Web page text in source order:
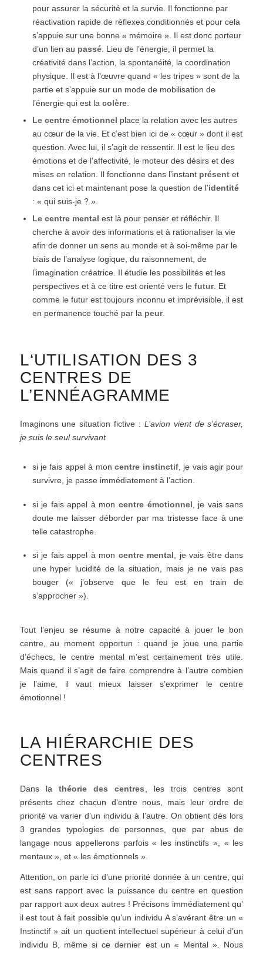
pour assurer la sécurité et la survie. Il fonctionne par
réactivation rapide de réflexes conditionnés et pour cela
s’appuie sur une bonne « mémoire ». Il est donc porteur
d’un lien au passé. Lieu de l’énergie, il permet la
créativité dans l’action, la spontanéité, la coordination
physique. Il est à l’œuvre quand « les tripes » sont de la
partie et s’appuie sur un mode de mobilisation de
l’énergie qui est la colère.
Le centre émotionnel place la relation avec les autres
au cœur de la vie. Et c’est bien ici de « cœur » dont il est
question. Avec lui, il s’agit de ressentir. Il est le lieu des
émotions et de l’affectivité, le moteur des désirs et des
mises en relation. Il fonctionne dans l’instant présentet
dans cet ici et maintenant pose la question de l’identité
: « qui suis-je ? ».
Le centre mental est là pour penser et réfléchir. Il
cherche à avoir des informations et à rationaliser la vie
afin de donner un sens au monde et à soi-même par le
biais de l’analyse logique, du raisonnement, de
l’imagination créatrice. Il étudie les possibilités et les
perspectives et à ce titre est orienté vers le futur. Et
comme le futur est toujours inconnu et imprévisible, il est
en permanence touché par la peur.
L‘UTILISATION DES 3
CENTRES DE
L’ENNÉAGRAMME
Imaginons une situation fictive : L’avion vient de s’écraser,
je suis le seul survivant
si je fais appel à moncentre instinctif, je vais agir pour
survivre, je passe immédiatement à l’action.
si je fais appel à moncentre émotionnel , je vais sans
doute me laisser déborder par ma tristesse face à une
telle catastrophe.
si je fais appel à mon centre mental, je vais être dans
une hyper lucidité de la situation, mais je ne vais pas
bouger (« j’observe que le feu est en train de
s’approcher »).
Tout l’enjeu se résume à notre capacité à jouer le bon
centre, au moment opportun : quand je joue une partie
d’échecs, le centre mental m’est certainement très utile.
Mais quand il s’agit de faire comprendre à l’autre combien
je l’aime, il vaut mieux laisser s’exprimer le centre
émotionnel !
LA HIÉRARCHIE DES
CENTRES
Dans lathéorie des centres , les trois centres sont
présents chez chacun d’entre nous, mais leur ordre de
priorité va varier d’un individu à l’autre. On obtient dés lors
3 grandes typologies de personnes, que par abus de
langage nous appellerons parfois « les instinctifs », « les
mentaux », et « les émotionnels ».
Attention, on parle ici d’une priorité donnée à un centre, qui
est sans rapport avec la puissance du centre en question
par rapport aux deux autres ! Précisons immédiatement qu’
il est tout à fait possible qu’un individu A s’avérant être un «
Instinctif » ait un quotient intellectuel supérieur à celui d’un
individu B, même si ce dernier est un « Mental ». Nous